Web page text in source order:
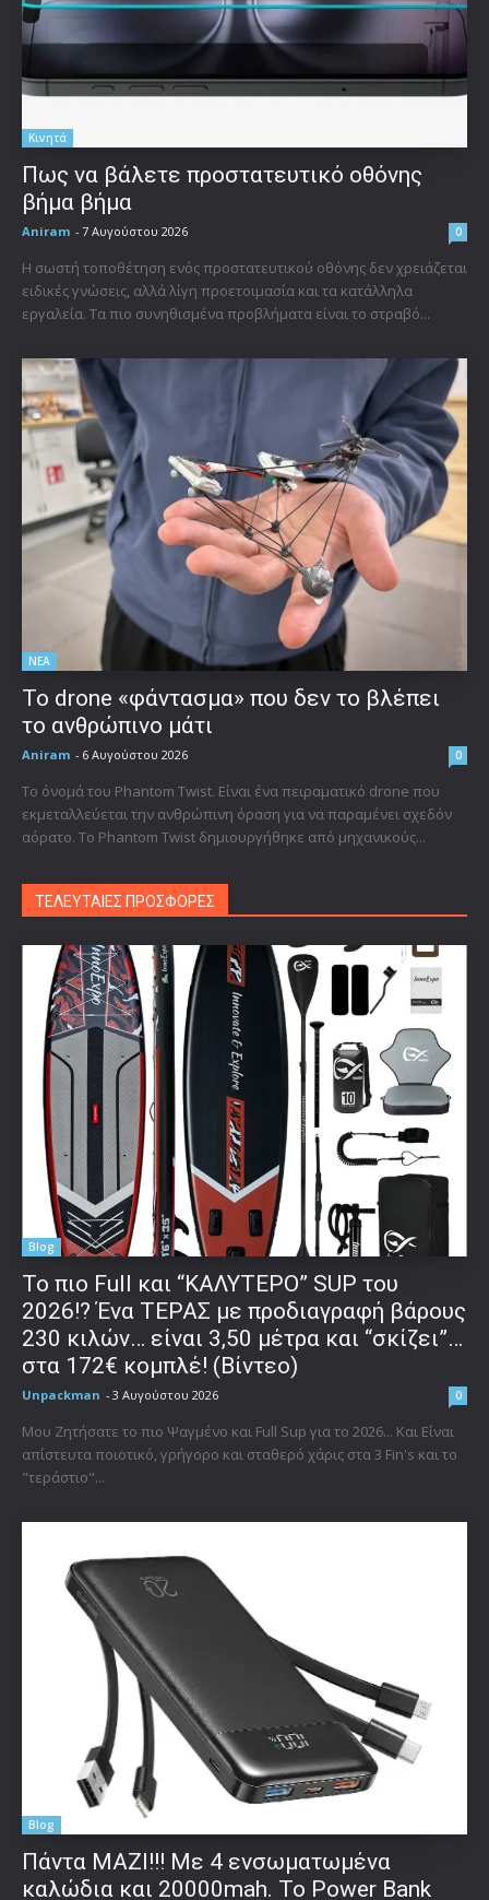
Κινητά
Πως να βάλετε προστατευτικό οθόνης
βήμα βήμα
Aniram - 7 Αυγούστου 2026 0
Η σωστή τοποθέτηση ενός προστατευτικού οθόνης δεν χρειάζεται
ειδικές γνώσεις, αλλά λίγη προετοιμασία και τα κατάλληλα
εργαλεία. Τα πιο συνηθισμένα προβλήματα είναι το στραβό...
ΝΕΑ
Το drone «φάντασμα» που δεν το βλέπει
το ανθρώπινο μάτι
Aniram - 6 Αυγούστου 2026 0
Το όνομά του Phantom Twist. Είναι ένα πειραματικό drone που
εκμεταλλεύεται την ανθρώπινη όραση για να παραμένει σχεδόν
αόρατο. Το Phantom Twist δημιουργήθηκε από μηχανικούς...
ΤΕΛΕΥΤΑΙΕΣ ΠΡΟΣΦΟΡΕΣ
Blog
To πιο Full και “ΚΑΛΥΤΕΡΟ” SUP του
2026!? Ένα ΤΕΡΑΣ με προδιαγραφή βάρους
230 κιλών… είναι 3,50 μέτρα και “σκίζει”…
στα 172€ κομπλέ! (Βίντεο)
Unpackman - 3 Αυγούστου 2026 0
Μου Ζητήσατε το πιο Ψαγμένο και Full Sup για το 2026... Και Είναι
απίστευτα ποιοτικό, γρήγορο και σταθερό χάρις στα 3 Fin's και το
"τεράστιο"...
Blog
Πάντα ΜΑΖΙ!!! Με 4 ενσωματωμένα
καλώδια και 20000mah. Το Power Bank